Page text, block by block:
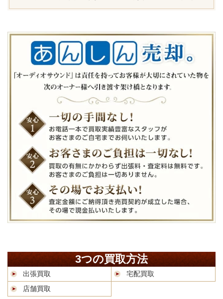
3つの買取方法
出張買取
宅配買取
店舗買取